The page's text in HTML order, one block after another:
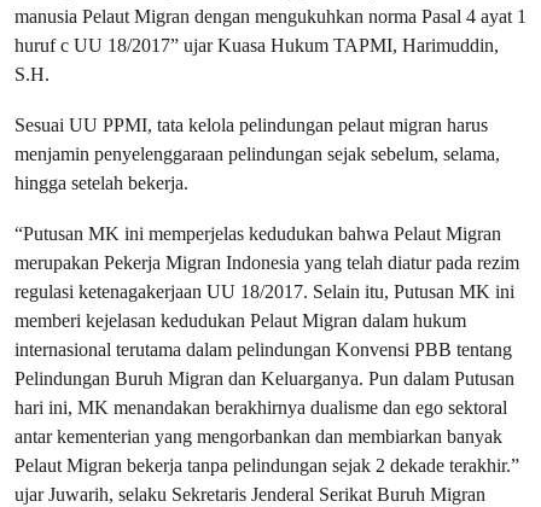
manusia Pelaut Migran dengan mengukuhkan norma Pasal 4 ayat 1
huruf c UU 18/2017” ujar Kuasa Hukum TAPMI, Harimuddin,
S.H.
Sesuai UU PPMI, tata kelola pelindungan pelaut migran harus
menjamin penyelenggaraan pelindungan sejak sebelum, selama,
hingga setelah bekerja.
“Putusan MK ini memperjelas kedudukan bahwa Pelaut Migran
merupakan Pekerja Migran Indonesia yang telah diatur pada rezim
regulasi ketenagakerjaan UU 18/2017. Selain itu, Putusan MK ini
memberi kejelasan kedudukan Pelaut Migran dalam hukum
internasional terutama dalam pelindungan Konvensi PBB tentang
Pelindungan Buruh Migran dan Keluarganya. Pun dalam Putusan
hari ini, MK menandakan berakhirnya dualisme dan ego sektoral
antar kementerian yang mengorbankan dan membiarkan banyak
Pelaut Migran bekerja tanpa pelindungan sejak 2 dekade terakhir.”
ujar Juwarih, selaku Sekretaris Jenderal Serikat Buruh Migran